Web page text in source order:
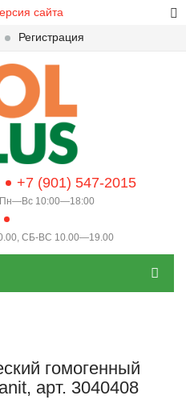
сайта
Регистрация
+7 (901) 547-2015
Пн—Вс 10:00—18:00
СБ-ВС 10.00—19.00
гомогенный
арт. 3040408